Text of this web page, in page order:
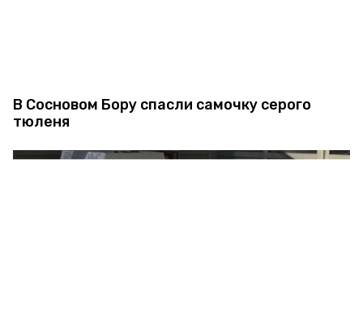
В Сосновом Бору спасли самочку серого
тюленя